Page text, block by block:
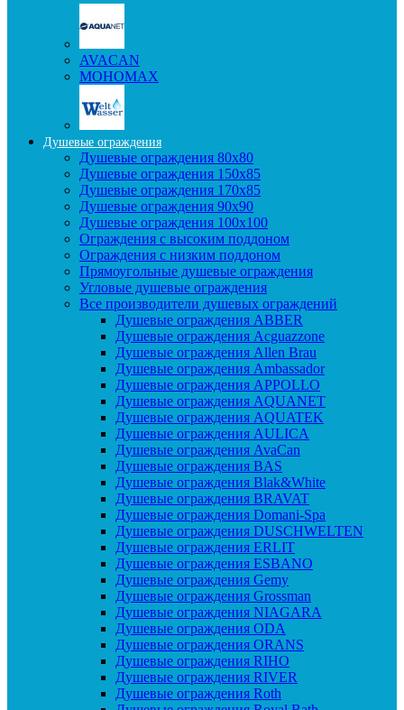
AVACAN
МОНОМАХ
Душевые ограждения
Душевые ограждения 80x80
Душевые ограждения 150x85
Душевые ограждения 170x85
Душевые ограждения 90x90
Душевые ограждения 100x100
Ограждения с высоким поддоном
Ограждения с низким поддоном
Прямоугольные душевые ограждения
Угловые душевые ограждения
Все производители душевых ограждений
Душевые ограждения ABBER
Душевые ограждения Acguazzone
Душевые ограждения Allen Brau
Душевые ограждения Ambassador
Душевые ограждения APPOLLO
Душевые ограждения AQUANET
Душевые ограждения AQUATEK
Душевые ограждения AULICA
Душевые ограждения AvaCan
Душевые ограждения BAS
Душевые ограждения Blak&White
Душевые ограждения BRAVAT
Душевые ограждения Domani-Spa
Душевые ограждения DUSCHWELTEN
Душевые ограждения ERLIT
Душевые ограждения ESBANO
Душевые ограждения Gemy
Душевые ограждения Grossman
Душевые ограждения NIAGARA
Душевые ограждения ODA
Душевые ограждения ORANS
Душевые ограждения RIHO
Душевые ограждения RIVER
Душевые ограждения Roth